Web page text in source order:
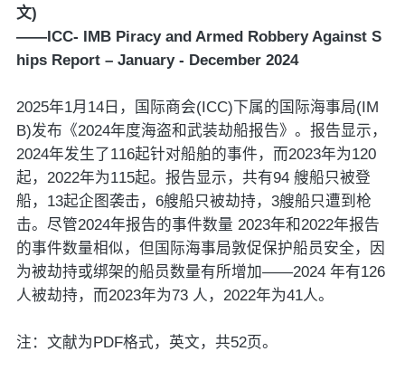
文)
——ICC- IMB Piracy and Armed Robbery Against S
hips Report – January - December 2024
2025年1月14日，国际商会(ICC)下属的国际海事局(IM
B)发布《2024年度海盗和武装劫船报告》。报告显示，
2024年发生了116起针对船舶的事件，而2023年为120
起，2022年为115起。报告显示，共有94 艘船只被登
船，13起企图袭击，6艘船只被劫持，3艘船只遭到枪
击。尽管2024年报告的事件数量 2023年和2022年报告
的事件数量相似，但国际海事局敦促保护船员安全，因
为被劫持或绑架的船员数量有所增加——2024 年有126
人被劫持，而2023年为73 人，2022年为41人。
注：文献为PDF格式，英文，共52页。